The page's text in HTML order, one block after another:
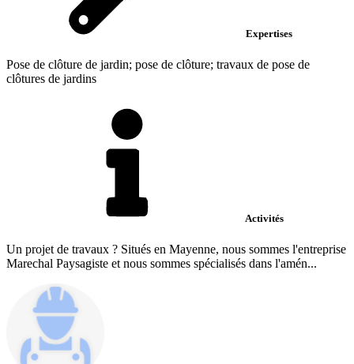
Expertises
Pose de clôture de jardin; pose de clôture; travaux de pose de
clôtures de jardins
Activités
Un projet de travaux ? Situés en Mayenne, nous sommes l'entreprise
Marechal Paysagiste et nous sommes spécialisés dans l'amén...